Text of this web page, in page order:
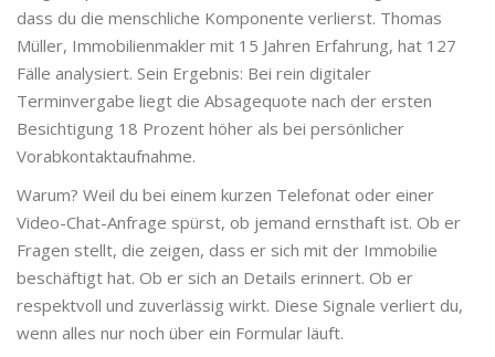
dass du die menschliche Komponente verlierst. Thomas
Müller, Immobilienmakler mit 15 Jahren Erfahrung, hat 127
Fälle analysiert. Sein Ergebnis: Bei rein digitaler
Terminvergabe liegt die Absagequote nach der ersten
Besichtigung 18 Prozent höher als bei persönlicher
Vorabkontaktaufnahme.
Warum? Weil du bei einem kurzen Telefonat oder einer
Video-Chat-Anfrage spürst, ob jemand ernsthaft ist. Ob er
Fragen stellt, die zeigen, dass er sich mit der Immobilie
beschäftigt hat. Ob er sich an Details erinnert. Ob er
respektvoll und zuverlässig wirkt. Diese Signale verliert du,
wenn alles nur noch über ein Formular läuft.